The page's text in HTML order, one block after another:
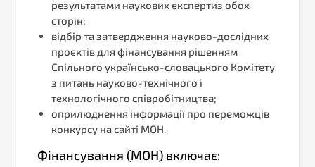
результатами наукових експертиз обох
сторін;
відбір та затвердження науково-дослідних
проєктів для фінансування рішенням
Спільного українсько-словацького Комітету
з питань науково-технічного і
технологічного співробітництва;
оприлюднення інформації про переможців
конкурсу на сайті МОН.
Фінансування (МОН) включає: